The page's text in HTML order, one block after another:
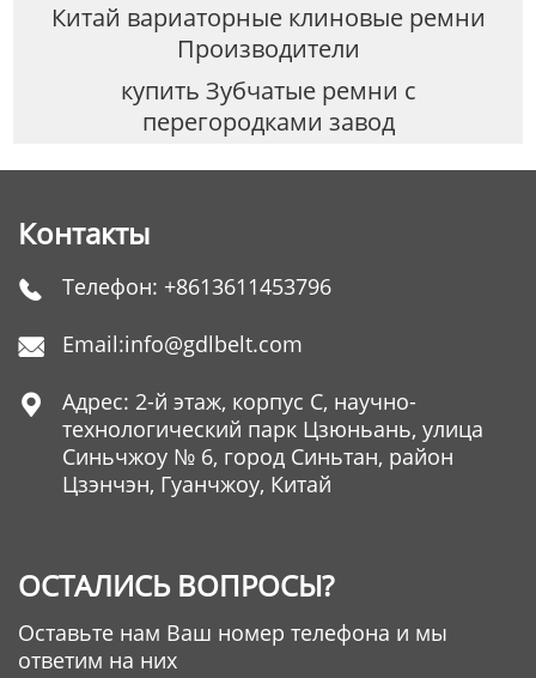
Китай вариаторные клиновые ремни
Производители
купить Зубчатые ремни с
перегородками завод
Контакты
 Телефон: +8613611453796
 Email:info@gdlbelt.com

Адрес: 2-й этаж, корпус C, научно-
технологический парк Цзюньань, улица
Синьчжоу № 6, город Синьтан, район
Цзэнчэн, Гуанчжоу, Китай
ОСТАЛИСЬ ВОПРОСЫ?
Оставьте нам Ваш номер телефона и мы
ответим на них